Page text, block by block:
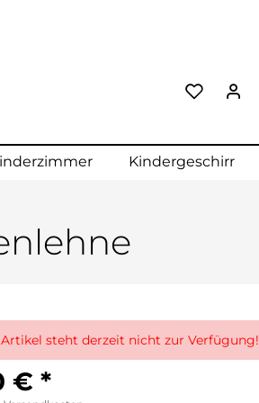
Kindergeschirr
steht derzeit nicht zur Verfügung!
€ *